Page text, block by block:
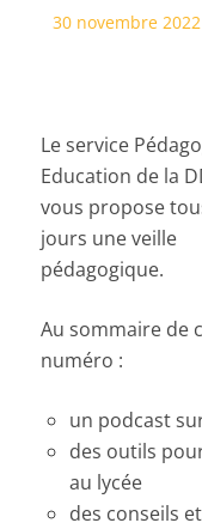
30 novembre 2022
Le service
Education de la
vous propose
jours une veille
pédagogique.
Au sommaire de
numéro :
un podcast
des outils
au lycée
des conseils